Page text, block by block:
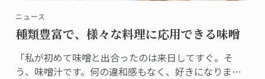
ニュース
種類豊富で、様々な料理に応用できる味噌
「私が初めて味噌と出合ったのは来日してすぐ。そ
う、味噌汁です。何の違和感もなく、好きになりまし